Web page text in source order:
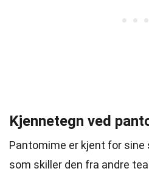
Kjennetegn ved
Pantomime er kjent for
som skiller den fra andre